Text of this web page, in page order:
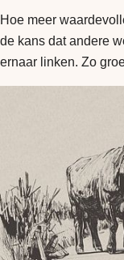
Hoe meer
de kans dat andere
ernaar linken. Zo